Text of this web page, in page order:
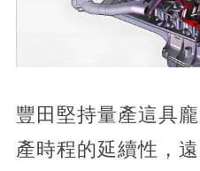
豐田堅持量產這具
產時程的延續性，